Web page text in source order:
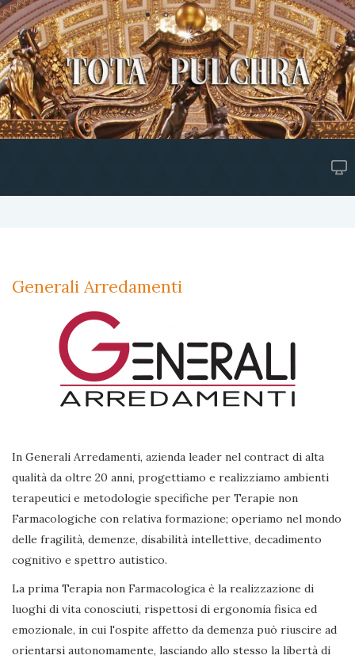
Generali Arredamenti
In Generali Arredamenti, azienda leader nel contract di alta
qualità da oltre 20 anni, progettiamo e realizziamo ambienti
terapeutici e metodologie specifiche per Terapie non
Farmacologiche con relativa formazione; operiamo nel mondo
delle fragilità, demenze, disabilità intellettive, decadimento
cognitivo e spettro autistico.
La prima Terapia non Farmacologica è la realizzazione di
luoghi di vita conosciuti, rispettosi di ergonomia fisica ed
emozionale, in cui l'ospite affetto da demenza può riuscire ad
orientarsi autonomamente, lasciando allo stesso la libertà di